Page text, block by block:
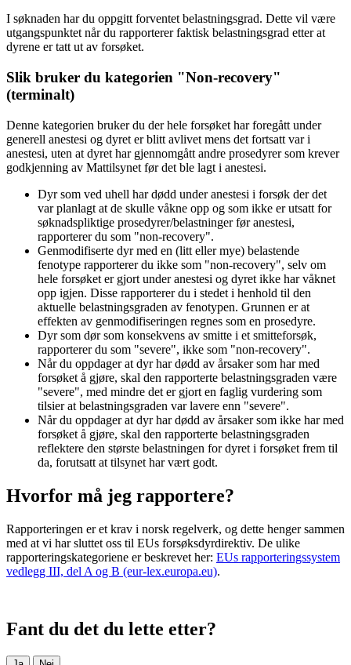
I søknaden har du oppgitt forventet belastningsgrad. Dette vil være
utgangspunktet når du rapporterer faktisk belastningsgrad etter at
dyrene er tatt ut av forsøket.
Slik bruker du kategorien "Non-recovery"
(terminalt)
Denne kategorien bruker du der hele forsøket har foregått under
generell anestesi og dyret er blitt avlivet mens det fortsatt var i
anestesi, uten at dyret har gjennomgått andre prosedyrer som krever
godkjenning av Mattilsynet før det ble lagt i anestesi.
Dyr som ved uhell har dødd under anestesi i forsøk der det
var planlagt at de skulle våkne opp og som ikke er utsatt for
søknadspliktige prosedyrer/belastninger før anestesi,
rapporterer du som "non-recovery".
Genmodifiserte dyr med en (litt eller mye) belastende
fenotype rapporterer du ikke som "non-recovery", selv om
hele forsøket er gjort under anestesi og dyret ikke har våknet
opp igjen. Disse rapporterer du i stedet i henhold til den
aktuelle belastningsgraden av fenotypen. Grunnen er at
effekten av genmodifiseringen regnes som en prosedyre.
Dyr som dør som konsekvens av smitte i et smitteforsøk,
rapporterer du som "severe", ikke som "non-recovery".
Når du oppdager at dyr har dødd av årsaker som har med
forsøket å gjøre, skal den rapporterte belastningsgraden være
"severe", med mindre det er gjort en faglig vurdering som
tilsier at belastningsgraden var lavere enn "severe".
Når du oppdager at dyr har dødd av årsaker som ikke har med
forsøket å gjøre, skal den rapporterte belastningsgraden
reflektere den største belastningen for dyret i forsøket frem til
da, forutsatt at tilsynet har vært godt.
Hvorfor må jeg rapportere?
Rapporteringen er et krav i norsk regelverk, og dette henger sammen
med at vi har sluttet oss til EUs forsøksdyrdirektiv. De ulike
rapporteringskategoriene er beskrevet her: EUs rapporteringssystem
vedlegg III, del A og B (eur-lex.europa.eu).
Fant du det du lette etter?